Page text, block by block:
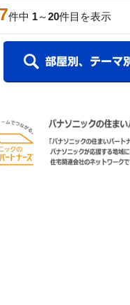
件中 1～20件目を表示